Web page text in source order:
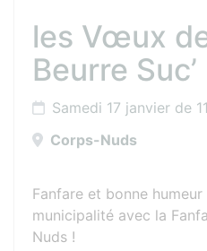
les Vœux
Beurre Suc’
Samedi 17 janvier de
Corps-Nuds
Fanfare et bonne
municipalité avec la
Nuds !